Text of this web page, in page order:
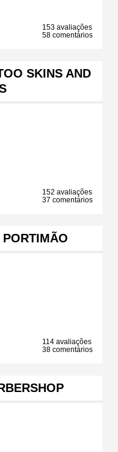
153 avaliações
58 comentários
SKINS AND
152 avaliações
37 comentários
114 avaliações
38 comentários